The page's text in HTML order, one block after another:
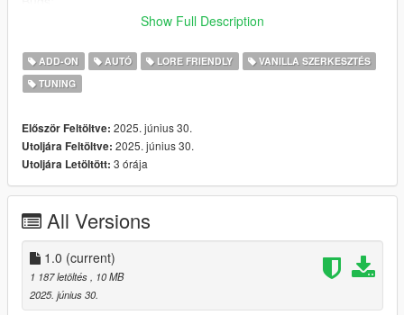
Player still goes to open a door even when one isn't there
Installation:
unpack the .zip file and drag the cdune folder into your mods
folder
dlcpacks:/cdune/
to dlclist.xml in update.rpf in the mods folder
cdune
Credits:
Rockstar Games: Original Dune Buggy Model and several
modparts
Smukkeunger aka me: Editing, porting, liveries
Show Full Description
ADD-ON AUTÓ LORE FRIENDLY
VANILLA SZERKESZTÉS
TUNING
Először Feltöltve: 2025. június 30.
Utoljára Feltöltve: 2025. június 30.
Utoljára Letöltött: 3 órája
All Versions
1.0 (current)
1 187 letöltés
, 10 MB
2025. június 30.